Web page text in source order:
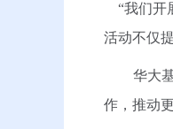
“我们开
活动不仅
华大基
作，推动